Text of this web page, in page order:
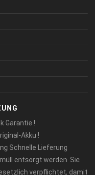
Garantie !
Akku !
Schnelle Lieferung
entsorgt werden. Sie
verpflichtet, damit